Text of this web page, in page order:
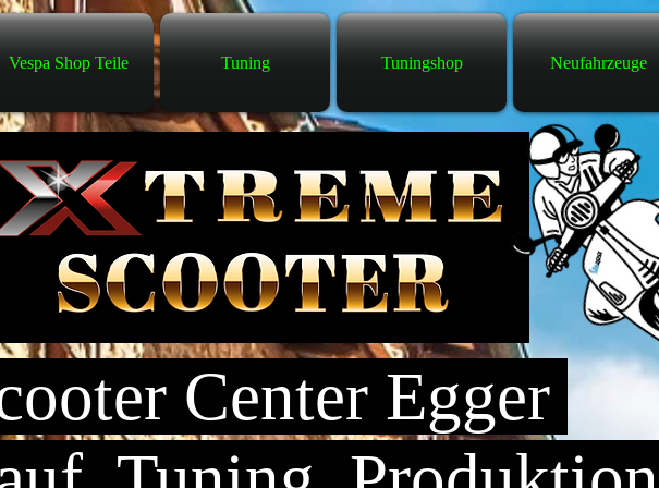
Vespa Shop Teile Tuning Tuningshop Neufahrzeuge
Center Egger